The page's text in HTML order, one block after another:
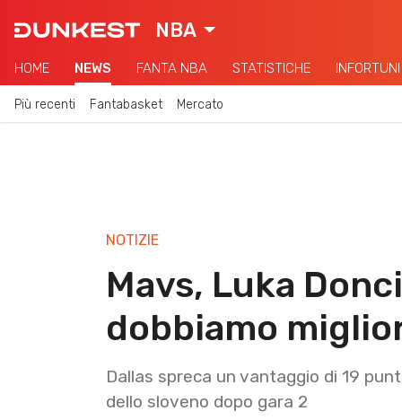
NBA
HOME NEWS FANTA NBA STATISTICHE INFORTUNI
Più recenti Fantabasket Mercato
NOTIZIE
Mavs, Luka
dobbiamo
Dallas spreca un vantaggio di 19
dello sloveno dopo gara 2